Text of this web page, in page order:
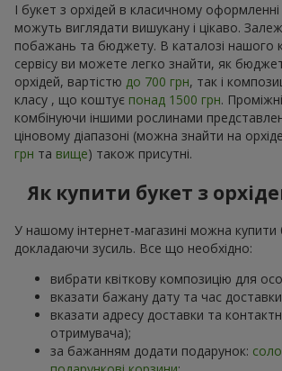
І букет з орхідей в класичному оформленні
можуть виглядати вишукану і цікаво.
побажань та бюджету. В каталозі нашого
сервісу ви можете легко знайти, як
орхідей, вартістю до 700 грн, так і
класу , що коштує понад 1500 грн.
комбінуючи іншими рослинами
ціновому діапазоні (можна знайти на
грн та вище) також присутні.
Як купити букет з
У нашому інтернет-магазині можна купити
докладаючи зусиль. Все що необхідно:
вибрати квіткову композицію для
вказати бажану дату та час
вказати адресу доставки та
отримувача);
за бажанням додати подарунок: